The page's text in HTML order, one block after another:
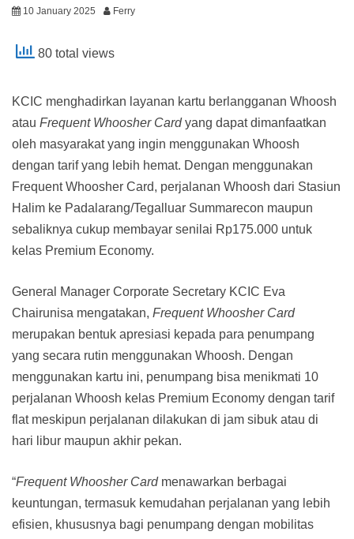
10 January 2025 Ferry
80 total views
KCIC menghadirkan layanan kartu berlangganan Whoosh
atau Frequent Whoosher Cardyang dapat dimanfaatkan
oleh masyarakat yang ingin menggunakan Whoosh
dengan tarif yang lebih hemat. Dengan menggunakan
Frequent Whoosher Card, perjalanan Whoosh dari Stasiun
Halim ke Padalarang/Tegalluar Summarecon maupun
sebaliknya cukup membayar senilai Rp175.000 untuk
kelas Premium Economy.
General Manager Corporate Secretary KCIC Eva
Chairunisa mengatakan, Frequent Whoosher Card
merupakan bentuk apresiasi kepada para penumpang
yang secara rutin menggunakan Whoosh. Dengan
menggunakan kartu ini, penumpang bisa menikmati 10
perjalanan Whoosh kelas Premium Economy dengan tarif
flat meskipun perjalanan dilakukan di jam sibuk atau di
hari libur maupun akhir pekan.
“Frequent Whoosher Cardmenawarkan berbagai
keuntungan, termasuk kemudahan perjalanan yang lebih
efisien, khususnya bagi penumpang dengan mobilitas